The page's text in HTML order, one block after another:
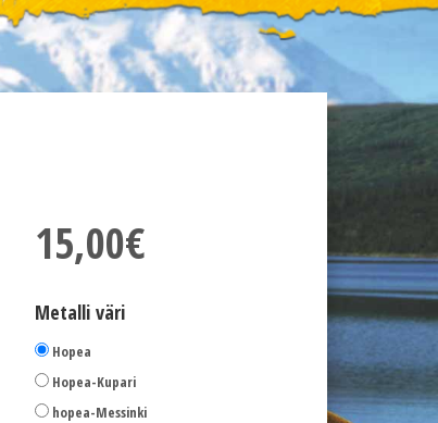
15,00€
Metalli väri
Hopea
Hopea-Kupari
hopea-Messinki